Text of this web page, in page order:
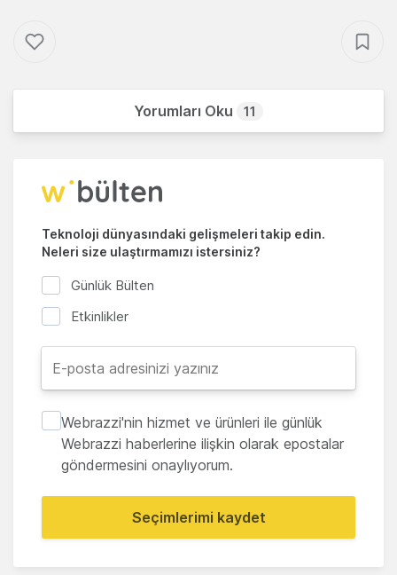
Yorumları Oku 11
Teknoloji dünyasındaki gelişmeleri takip edin.
Neleri size ulaştırmamızı istersiniz?
Günlük Bülten
Etkinlikler
Webrazzi'nin hizmet ve ürünleri ile günlük
Webrazzi haberlerine ilişkin olarak epostalar
göndermesini onaylıyorum.
Seçimlerimi kaydet